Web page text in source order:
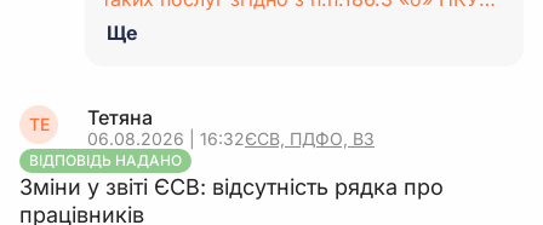
Ще
ТЕ Тетяна
06.08.2026 | 16:32ЄСВ, ПДФО, ВЗ
ВІДПОВІДЬ НАДАНО
Зміни у звіті ЄСВ: відсутність рядка про
працівників